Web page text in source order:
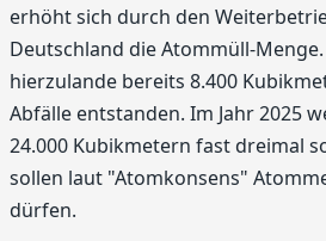
erhöht sich durch den
Deutschland die Atommüll-Menge.
hierzulande bereits 8.400
Abfälle entstanden. Im Jahr 2025
24.000 Kubikmetern fast dreimal
sollen laut "Atomkonsens"
dürfen.